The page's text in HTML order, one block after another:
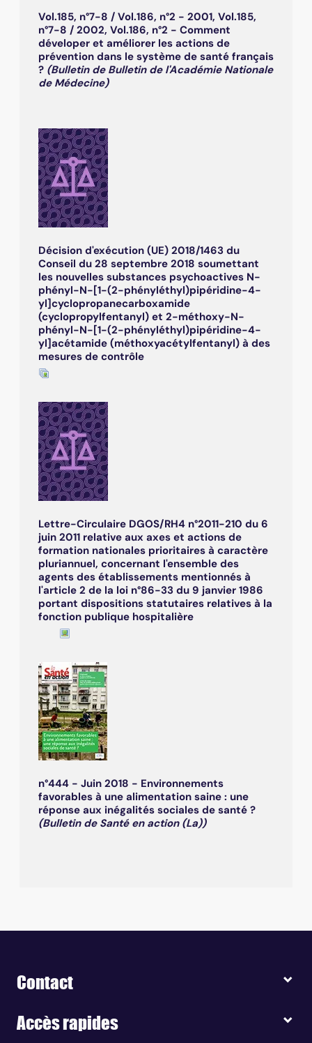
Vol.185, n°7-8 / Vol.186, n°2 - 2001, Vol.185,
n°7-8 / 2002, Vol.186, n°2 - Comment
déveloper et améliorer les actions de
prévention dans le système de santé français
? (Bulletin de Bulletin de l'Académie Nationale
de Médecine)
Décision d'exécution (UE) 2018/1463 du
Conseil du 28 septembre 2018 soumettant
les nouvelles substances psychoactives N-
phényl-N-[1-(2-phényléthyl)pipéridine-4-
yl]cyclopropanecarboxamide
(cyclopropylfentanyl) et 2-méthoxy-N-
phényl-N-[1-(2-phényléthyl)pipéridine-4-
yl]acétamide (méthoxyacétylfentanyl) à des
mesures de contrôle
Lettre-Circulaire DGOS/RH4 n°2011-210 du 6
juin 2011 relative aux axes et actions de
formation nationales prioritaires à caractère
pluriannuel, concernant l'ensemble des
agents des établissements mentionnés à
l'article 2 de la loi n°86-33 du 9 janvier 1986
portant dispositions statutaires relatives à la
fonction publique hospitalière
n°444 - Juin 2018 - Environnements
favorables à une alimentation saine : une
réponse aux inégalités sociales de santé ?
(Bulletin de Santé en action (La))
Contact
Accès rapides